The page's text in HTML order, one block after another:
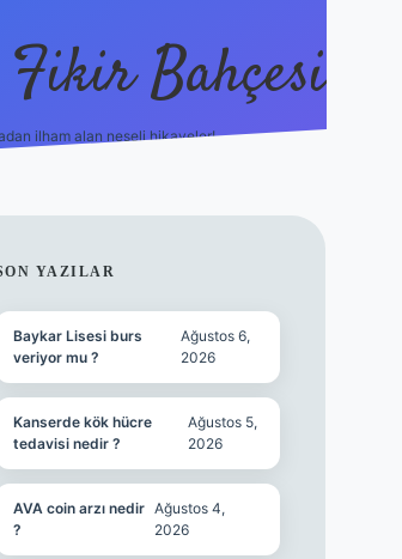
Bahçesi
ilham alan neşeli hikayeler!
YAZILAR
Baykar Lisesi burs
veriyor mu ?
Ağustos 6,
2026
Kanserde kök hücre
tedavisi nedir ?
Ağustos 5,
2026
AVA coin arzı nedir
?
Ağustos 4,
2026